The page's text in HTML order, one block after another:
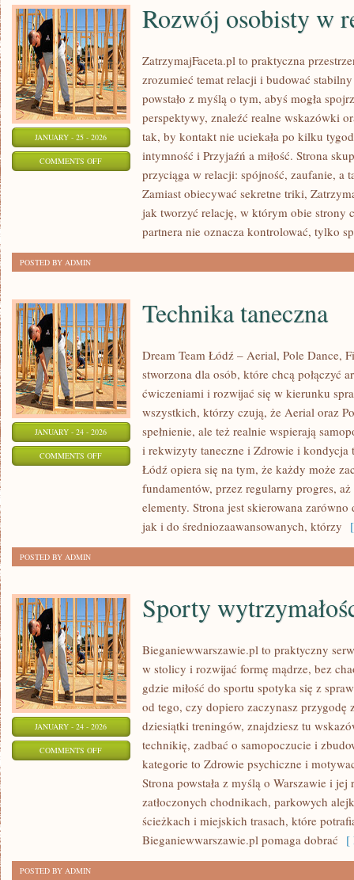
JANUARY - 25 - 2026
COMMENTS OFFON
RELACJACH
Rozwój osobisty w
ZatrzymajFaceta.pl to praktyczna
zrozumieć temat relacji i budować
powstało z myślą o tym, abyś mogła
perspektywy, znaleźć realne wskazówki
tak, by kontakt nie uciekała po kilku
intymność i Przyjaźń a miłość. Strona
przyciąga w relacji: spójność, zaufanie, a
Zamiast obiecywać sekretne triki,
jak tworzyć relację, w którym obie strony
partnera nie oznacza kontrolować, tylko
POSTED BY ADMIN
JANUARY - 24 - 2026
COMMENTS OFFON
TANECZNA
Technika taneczna
Dream Team Łódź – Aerial, Pole Dance,
stworzona dla osób, które chcą połączyć
ćwiczeniami i rozwijać się w kierunku
wszystkich, którzy czują, że Aerial oraz
spełnienie, ale też realnie wspierają
i rekwizyty taneczne i Zdrowie i kondycja
Łódź opiera się na tym, że każdy może
fundamentów, przez regularny progres,
elementy. Strona jest skierowana
jak i do średniozaawansowanych, którzy
POSTED BY ADMIN
JANUARY - 24 - 2026
COMMENTS OFFON
WYTRZYMAŁOŚCIOWE
Sporty
Bieganiewwarszawie.pl to praktyczny
w stolicy i rozwijać formę mądrze, bez
gdzie miłość do sportu spotyka się z
od tego, czy dopiero zaczynasz przygodę
dziesiątki treningów, znajdziesz tu
technikię, zadbać o samopoczucie i
kategorie to Zdrowie psychiczne i
Strona powstała z myślą o Warszawie i
zatłoczonych chodnikach, parkowych
ścieżkach i miejskich trasach, które
Bieganiewwarszawie.pl pomaga dobrać [
POSTED BY ADMIN